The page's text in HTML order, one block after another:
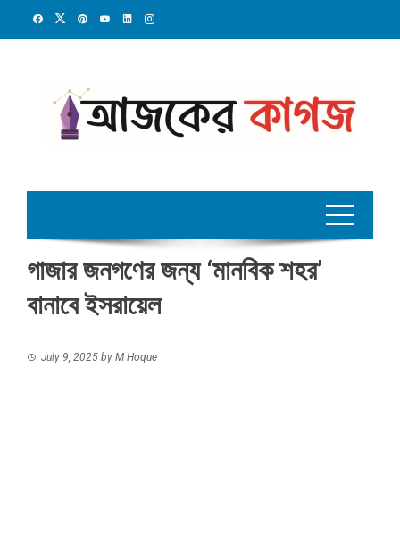
গাজার জনগণের জন্য ‘মানবিক শহর’
বানাবে ইসরায়েল
July 9, 2025 by M Hoque